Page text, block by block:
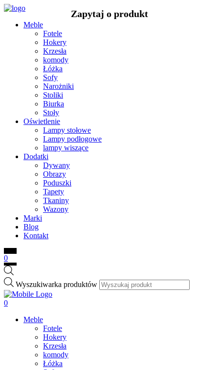
Meble
Fotele
Hokery
Krzesła
komody
Łóżka
Sofy
Narożniki
Stoliki
Biurka
Stoły
Oświetlenie
Lampy stołowe
Lampy podłogowe
lampy wiszące
Dodatki
Dywany
Obrazy
Poduszki
Tapety
Tkaniny
Wazony
Marki
Blog
Kontakt
0
Wyszukiwarka produktów
0
Meble
Fotele
Hokery
Krzesła
komody
Łóżka